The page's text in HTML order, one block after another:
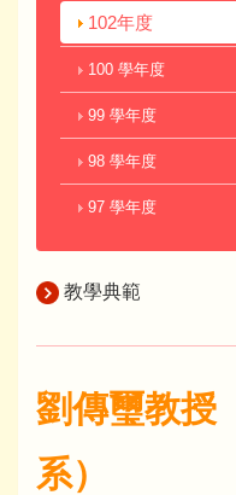
102年度
100 學年度
99 學年度
98 學年度
97 學年度
教學典範
劉傳璽教授
系）